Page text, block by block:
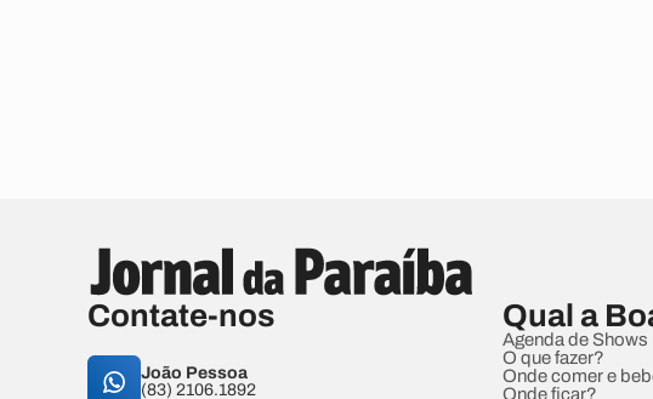
Contate-nos
João Pessoa
(83) 2106.1892
Qual a
Agenda de Shows
O que fazer?
Onde comer e
Onde ficar?